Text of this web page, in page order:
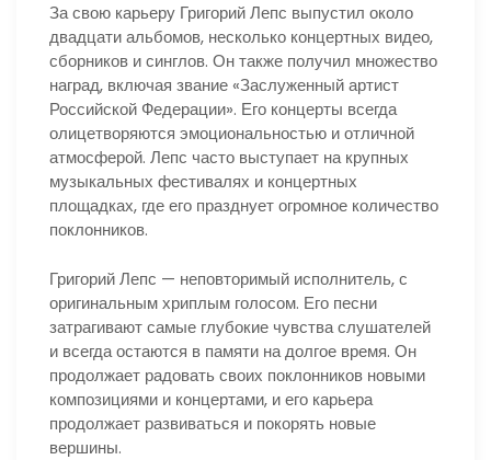
За свою карьеру Григорий Лепс выпустил около
двадцати альбомов, несколько концертных видео,
сборников и синглов. Он также получил множество
наград, включая звание «Заслуженный артист
Российской Федерации». Его концерты всегда
олицетворяются эмоциональностью и отличной
атмосферой. Лепс часто выступает на крупных
музыкальных фестивалях и концертных
площадках, где его празднует огромное количество
поклонников.
Григорий Лепс — неповторимый исполнитель, с
оригинальным хриплым голосом. Его песни
затрагивают самые глубокие чувства слушателей
и всегда остаются в памяти на долгое время. Он
продолжает радовать своих поклонников новыми
композициями и концертами, и его карьера
продолжает развиваться и покорять новые
вершины.